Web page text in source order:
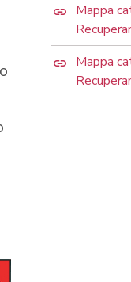
Mappa
Mappa